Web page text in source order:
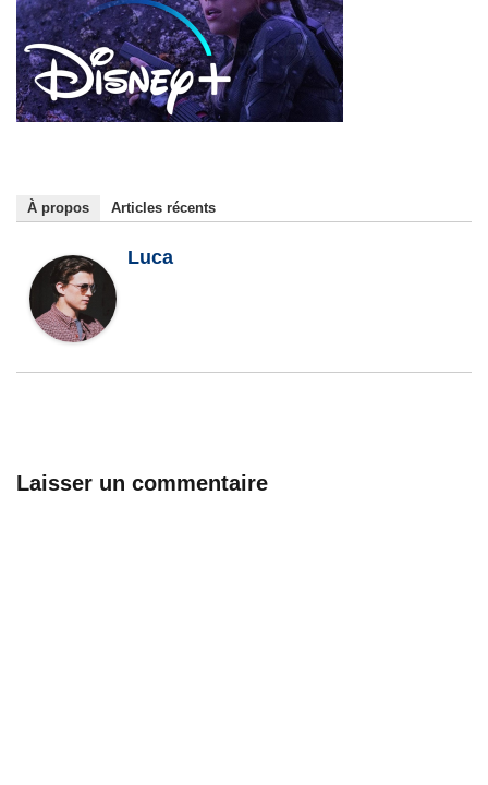
À propos Articles récents
Luca
Laisser un commentaire